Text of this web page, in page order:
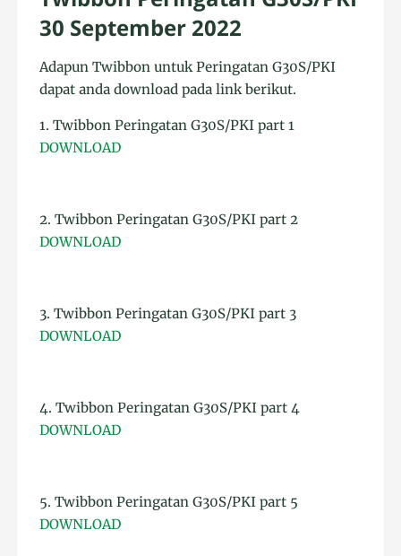
30 September 2022
Adapun Twibbon untuk Peringatan G30S/PKI
dapat anda download pada link berikut.
1. Twibbon Peringatan G30S/PKI part 1
DOWNLOAD
2. Twibbon Peringatan G30S/PKI part 2
DOWNLOAD
3. Twibbon Peringatan G30S/PKI part 3
DOWNLOAD
4. Twibbon Peringatan G30S/PKI part 4
DOWNLOAD
5. Twibbon Peringatan G30S/PKI part 5
DOWNLOAD